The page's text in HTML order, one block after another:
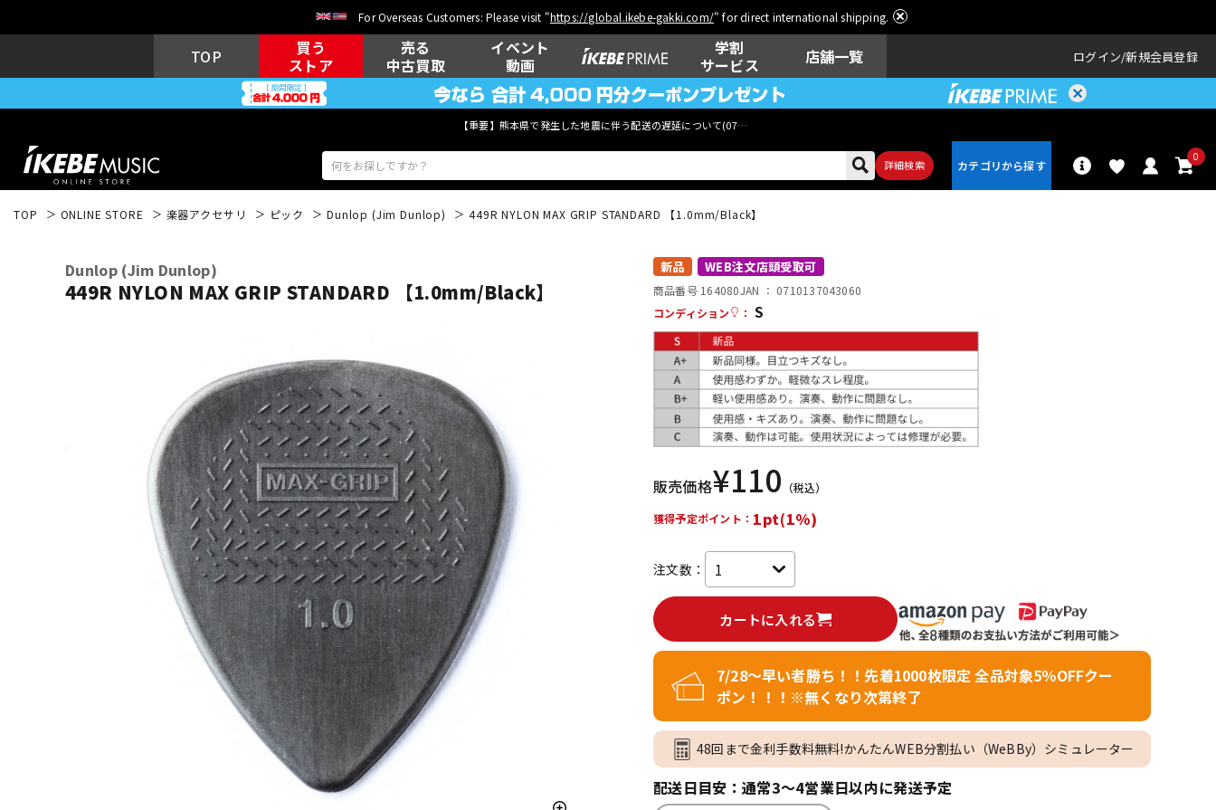
For Overseas Customers: Please visit "https://global.ikebe-gakki.com/" for direct international shipping.
TOP
買う
ストア
売る
中古買取
イベント
動画
学割
サービス
店舗一覧 ログイン 新規会員登録
【重要】熊本県で発生した地震に伴う配送の遅延について(07月29日
詳細検索
0
エレキギター ウクレレ
その他楽器
DJ機器 DTM DTM オンラ
イン納品
レコーディン
グ機器
配信/ライブ
機器
中古 ヴィンテージ
TOP ONLINE STORE 楽器アクセサリ ピック Dunlop (Jim Dunlop) 449R NYLON MAX GRIP STANDARD 【1.0mm/Black】
Dunlop (Jim Dunlop)
449R NYLON MAX GRIP STANDARD 【1.0mm/Black】
新品 WEB注文店頭受取可
商品番号 164080JAN ： 0710137043060
コンディション
： S
販売価格¥110 （税込）
獲得予定ポイント： 1pt(1%)
注文数：
カートに入れる
7/28～早い者勝ち！！先着1000枚限定 全品対象5％OFFクー
ポン！！！※無くなり次第終了
48回まで金利手数料無料!かんたんWEB分割払い（WeBBy）シミュレーター
配送日目安：通常3～4営業日以内に発送予定